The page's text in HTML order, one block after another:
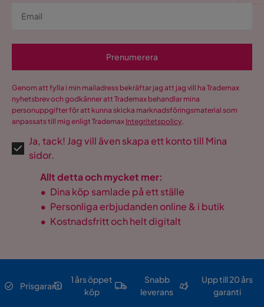
Bäddriktning
Orientering/Sida Högervänd
Prenumerera
Genom att fylla i min mailadress bekräftar jag att jag vill ha Trademax
nyhetsbrev och godkänner att Trademax behandlar mina
personuppgifter för att kunna skicka marknadsföringsmaterial som
anpassats till mig enligt Trademax Integritetspolicy.
Ja, tack! Jag vill även skapa ett konto till Mina
sidor.
Allt detta och mycket mer:
• Dina köp samlade på ett ställe
• Personliga erbjudanden online & i butik
• Kostnadsfritt och helt digitalt
Prisgaranti
1 års öppet
köp
Snabb
leverans
Upp till 20 års
garanti